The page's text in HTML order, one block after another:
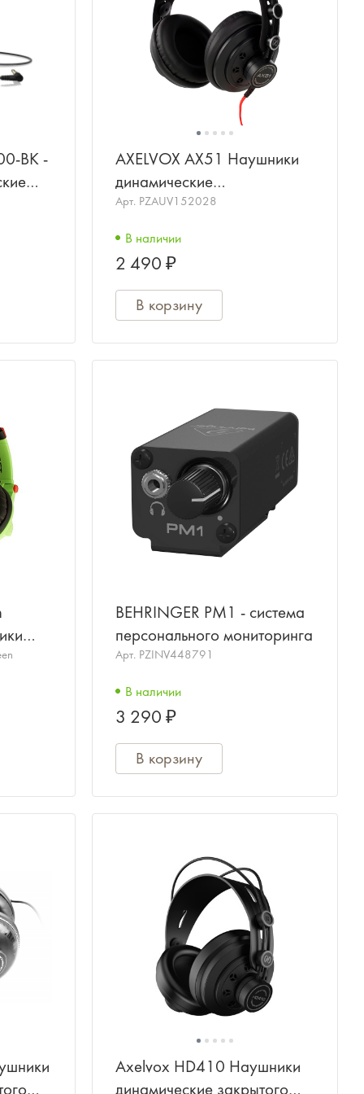
BK -
AXELVOX AX51 Наушники
динамические
полуоткрытого типа
Арт. PZAUV152028
В наличии
2 490 ₽
В корзину
BEHRINGER PM1 - система
персонального мониторинга
Арт. PZINV448791
В наличии
3 290 ₽
В корзину
Axelvox HD410 Наушники
динамические закрытого